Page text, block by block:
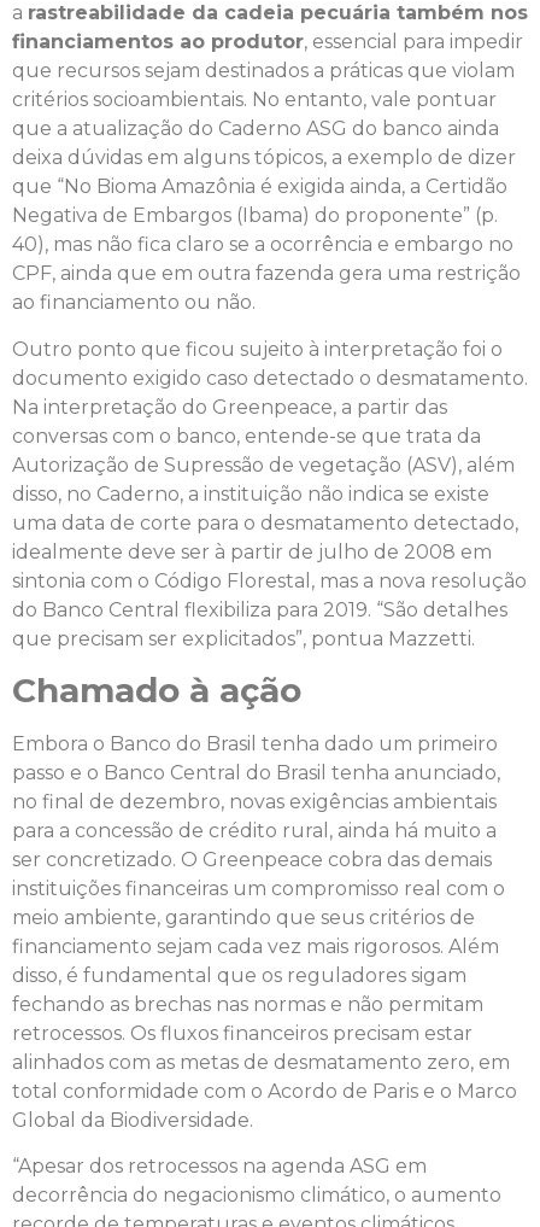
a rastreabilidade da cadeia pecuária também nos
financiamentos ao produtor, essencial para impedir
que recursos sejam destinados a práticas que violam
critérios socioambientais. No entanto, vale pontuar
que a atualização do Caderno ASG do banco ainda
deixa dúvidas em alguns tópicos, a exemplo de dizer
que “No Bioma Amazônia é exigida ainda, a Certidão
Negativa de Embargos (Ibama) do proponente” (p.
40), mas não fica claro se a ocorrência e embargo no
CPF, ainda que em outra fazenda gera uma restrição
ao financiamento ou não.
Outro ponto que ficou sujeito à interpretação foi o
documento exigido caso detectado o desmatamento.
Na interpretação do Greenpeace, a partir das
conversas com o banco, entende-se que trata da
Autorização de Supressão de vegetação (ASV), além
disso, no Caderno, a instituição não indica se existe
uma data de corte para o desmatamento detectado,
idealmente deve ser à partir de julho de 2008 em
sintonia com o Código Florestal, mas a nova resolução
do Banco Central flexibiliza para 2019. “São detalhes
que precisam ser explicitados”, pontua Mazzetti.
Chamado à ação
Embora o Banco do Brasil tenha dado um primeiro
passo e o Banco Central do Brasil tenha anunciado,
no final de dezembro, novas exigências ambientais
para a concessão de crédito rural, ainda há muito a
ser concretizado. O Greenpeace cobra das demais
instituições financeiras um compromisso real com o
meio ambiente, garantindo que seus critérios de
financiamento sejam cada vez mais rigorosos. Além
disso, é fundamental que os reguladores sigam
fechando as brechas nas normas e não permitam
retrocessos. Os fluxos financeiros precisam estar
alinhados com as metas de desmatamento zero, em
total conformidade com o Acordo de Paris e o Marco
Global da Biodiversidade.
“Apesar dos retrocessos na agenda ASG em
decorrência do negacionismo climático, o aumento